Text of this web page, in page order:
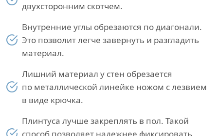
двухсторонним скотчем.
Внутренние углы обрезаются по диагонали.
Это позволит легче завернуть и разгладить
материал.
Лишний материал у стен обрезается
по металлической линейке ножом с лезвием
в виде крючка.
Плинтуса лучше закреплять в пол. Такой